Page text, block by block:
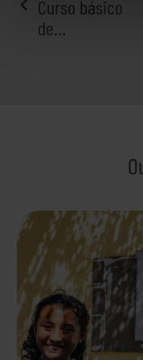
DECurso básico
de